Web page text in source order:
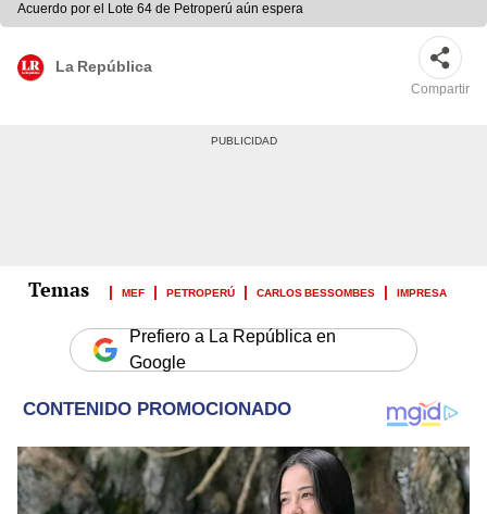
Acuerdo por el Lote 64 de Petroperú aún espera
La República
Compartir
MEF PETROPERÚ CARLOS BESSOMBES IMPRESA
Prefiero a La República en
Google